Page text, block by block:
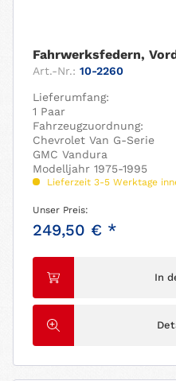
Fahrwerksfedern,
Art.-Nr.: 10-2260
Lieferumfang:
1 Paar
Fahrzeugzuordnung:
Chevrolet Van G-Serie
GMC Vandura
Modelljahr 1975-1995
Lieferzeit 3-5 Werktage
Unser Preis:
249,50 € *
In